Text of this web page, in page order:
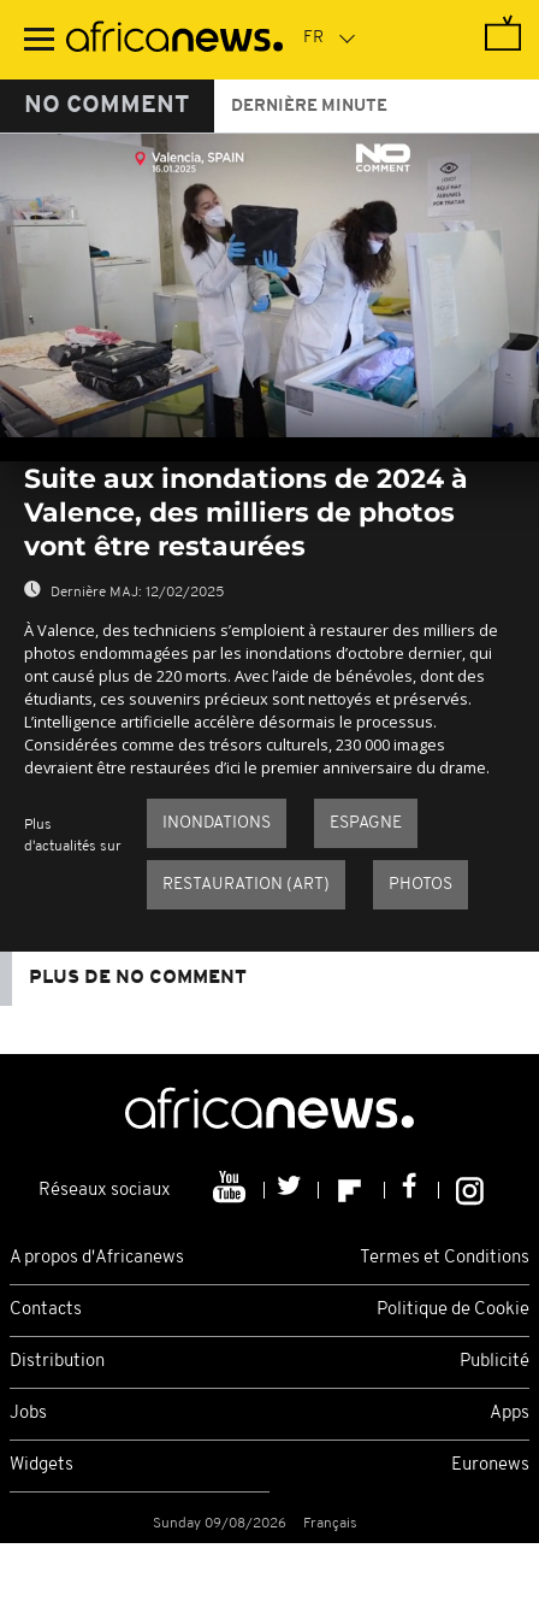
contenu
NO COMMENT DERNIÈRE MINUTE
seconds
seconds
Suite aux inondations de 2024 à
Valence, des milliers de photos
vont être restaurées
Dernière MAJ: 12/02/2025
À Valence, des techniciens s’emploient à restaurer des milliers de
photos endommagées par les inondations d’octobre dernier, qui
ont causé plus de 220 morts. Avec l’aide de bénévoles, dont des
étudiants, ces souvenirs précieux sont nettoyés et préservés.
L’intelligence artificielle accélère désormais le processus.
Considérées comme des trésors culturels, 230 000 images
devraient être restaurées d’ici le premier anniversaire du drame.
Plus
d'actualités sur
INONDATIONS ESPAGNE
RESTAURATION (ART) PHOTOS
PLUS DE NO COMMENT
Réseaux sociaux
A propos d'Africanews Termes et Conditions
Contacts Politique de Cookie
Distribution Publicité
Jobs Apps
Widgets Euronews
Sunday 09/08/2026